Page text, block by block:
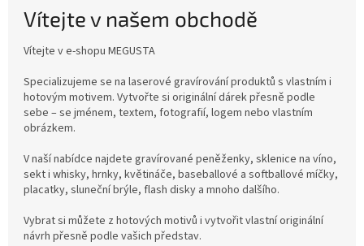
Vítejte v našem obchodě
Vítejte v e-shopu MEGUSTA
Specializujeme se na laserové gravírování produktů s vlastním i
hotovým motivem. Vytvořte si originální dárek přesně podle
sebe – se jménem, textem, fotografií, logem nebo vlastním
obrázkem.
V naší nabídce najdete gravírované peněženky, sklenice na víno,
sekt i whisky, hrnky, květináče, baseballové a softballové míčky,
placatky, sluneční brýle, flash disky a mnoho dalšího.
Vybrat si můžete z hotových motivů i vytvořit vlastní originální
návrh přesně podle vašich představ.